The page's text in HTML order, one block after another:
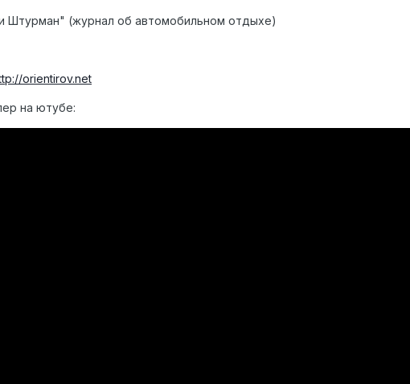
Штурман" (журнал об автомобильном отдыхе)
orientirov.net
на ютубе: